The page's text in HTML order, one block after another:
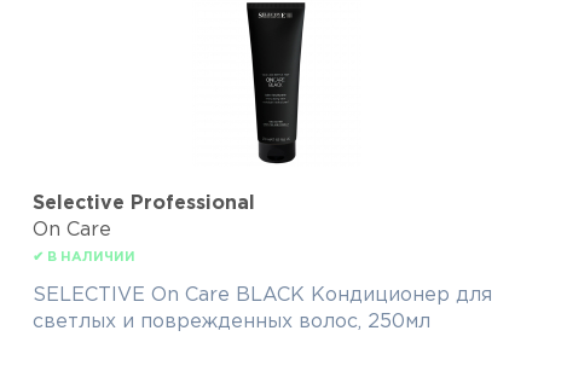
Selective Professional
On Care
✔ В НАЛИЧИИ
SELECTIVE On Care BLACK Кондиционер для
светлых и поврежденных волос, 250мл